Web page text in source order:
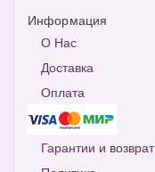
Информация
О Нас
Доставка
Оплата
Гарантии и возврат